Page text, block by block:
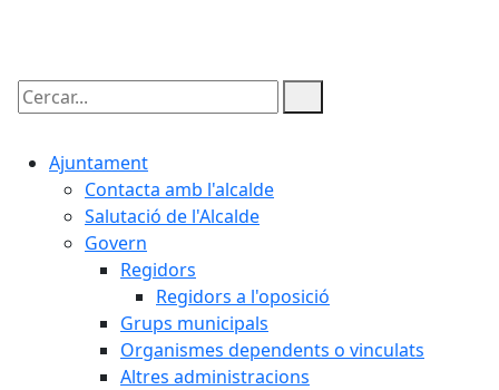
Cercar:
Ajuntament
Contacta amb l'alcalde
Salutació de l'Alcalde
Govern
Regidors
Regidors a l'oposició
Grups municipals
Organismes dependents o vinculats
Altres administracions